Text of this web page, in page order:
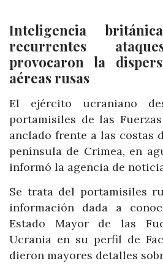
Inteligencia
recurrentes
provocaron la
aéreas rusas
El ejército ucraniano
portamisiles de las
anclado frente a las costas
península de Crimea, en
informó la agencia de
Se trata del portamisiles
información dada a
Estado Mayor de las
Ucrania en su perfil de
dieron mayores detalles